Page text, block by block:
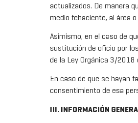
actualizados. De manera
medio fehaciente, al área
Asimismo, en el caso de
sustitución de oficio por
de la Ley Orgánica 3/2018
En caso de que se hayan
consentimiento de esa
III. INFORMACIÓN